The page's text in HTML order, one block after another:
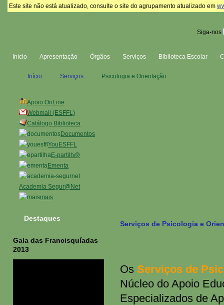
Este site não está atualizado, consulte o site do agrupamento atualizado em
Siga-nos
Início Apresentação Órgãos Serviços Biblioteca Escolar
Apoio OnLine
Webmail (ESFFL)
Catálogo Biblioteca
Documentos
YouESFFL
E-partilh@
Ementa
Academia Segur@Net
mais
Início Serviços Psicologia e Orientação
Serviços de Psicologia e
Os Serviços de
Núcleo do Apoio
Especializados de
Destaques
Gala das Francisquíadas
2013